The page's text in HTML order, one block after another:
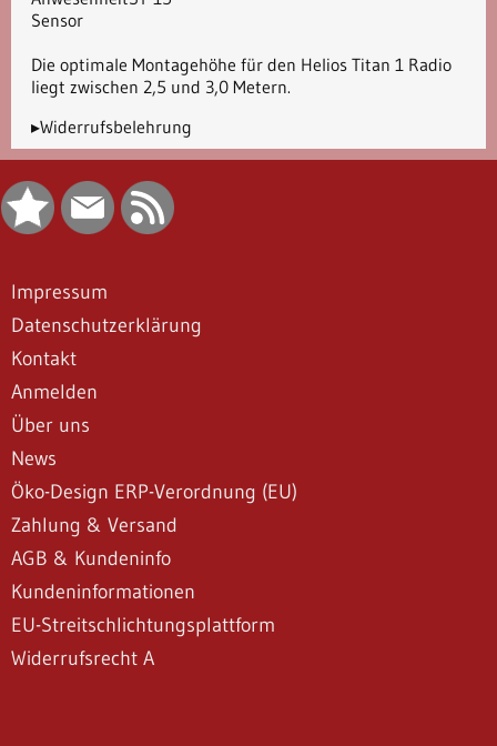
Sensor
Die optimale Montagehöhe für den Helios Titan 1 Radio
liegt zwischen 2,5 und 3,0 Metern.
▸Widerrufsbelehrung
Impressum
Datenschutzerklärung
Kontakt
Anmelden
Über uns
News
Öko-Design ERP-Verordnung (EU)
Zahlung & Versand
AGB & Kundeninfo
Kundeninformationen
EU-Streitschlichtungsplattform
Widerrufsrecht A